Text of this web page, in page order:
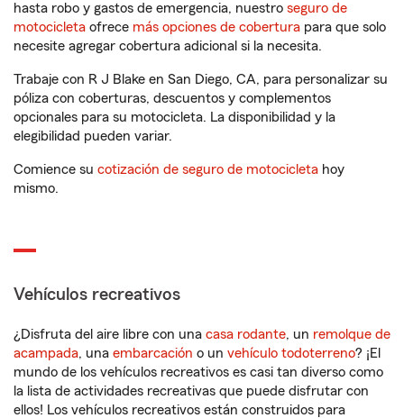
hasta robo y gastos de emergencia, nuestro seguro de
motocicleta ofrece más opciones de cobertura para que solo
necesite agregar cobertura adicional si la necesita.
Trabaje con R J Blake en San Diego, CA, para personalizar su
póliza con coberturas, descuentos y complementos
opcionales para su motocicleta. La disponibilidad y la
elegibilidad pueden variar.
Comience su cotización de seguro de motocicleta hoy
mismo.
Vehículos recreativos
¿Disfruta del aire libre con una casa rodante, un remolque de
acampada, una embarcación o un vehículo todoterreno? ¡El
mundo de los vehículos recreativos es casi tan diverso como
la lista de actividades recreativas que puede disfrutar con
ellos! Los vehículos recreativos están construidos para